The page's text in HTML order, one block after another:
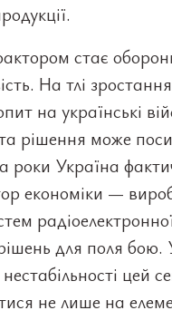
стає
На тлі
на українські
та рішення може
роки Україна
економіки —
для поля бою.
цей
не лише на